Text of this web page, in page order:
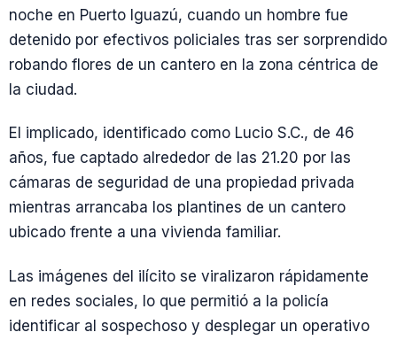
noche en Puerto Iguazú, cuando un hombre fue
detenido por efectivos policiales tras ser sorprendido
robando flores de un cantero en la zona céntrica de
la ciudad.
El implicado, identificado como Lucio S.C., de 46
años, fue captado alrededor de las 21.20 por las
cámaras de seguridad de una propiedad privada
mientras arrancaba los plantines de un cantero
ubicado frente a una vivienda familiar.
Las imágenes del ilícito se viralizaron rápidamente
en redes sociales, lo que permitió a la policía
identificar al sospechoso y desplegar un operativo